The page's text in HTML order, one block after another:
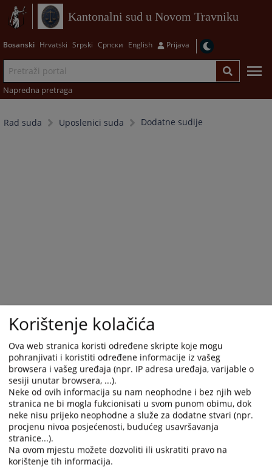
Kantonalni sud u Novom Travniku
Bosanski Hrvatski Srpski Српски English Prijava
Napredna pretraga
Rad suda Uposlenici suda Dodatne sudije
Trenutno nema vijesti
Korištenje kolačića
Ova web stranica koristi određene skripte koje mogu
pohranjivati i koristiti određene informacije iz vašeg
browsera i vašeg uređaja (npr. IP adresa uređaja, varijable o
sesiji unutar browsera, ...).
Neke od ovih informacija su nam neophodne i bez njih web
stranica ne bi mogla fukcionisati u svom punom obimu, dok
neke nisu prijeko neophodne a služe za dodatne stvari (npr.
procjenu nivoa posjećenosti, budućeg usavršavanja
stranice...).
Na ovom mjestu možete dozvoliti ili uskratiti pravo na
korištenje tih informacija.